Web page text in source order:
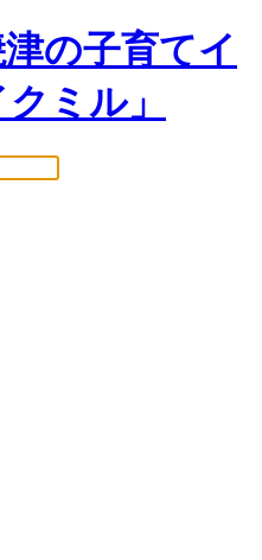
の子育てイ
ミル」